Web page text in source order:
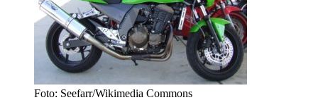
Foto: Seefarr/Wikimedia Commons